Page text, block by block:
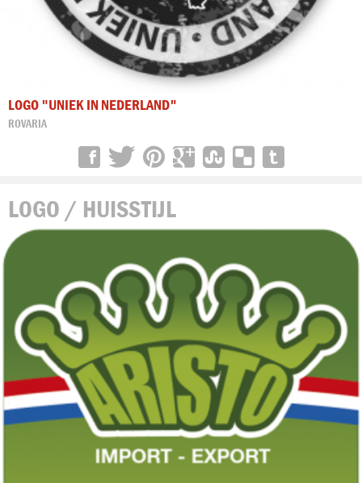
LOGO "UNIEK IN NEDERLAND"
ROVARIA
LOGO / HUISSTIJL